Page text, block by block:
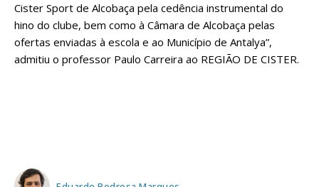
Cister Sport de Alcobaça pela cedência instrumental do
hino do clube, bem como à Câmara de Alcobaça pelas
ofertas enviadas à escola e ao Município de Antalya”,
admitiu o professor Paulo Carreira ao REGIÃO DE CISTER.